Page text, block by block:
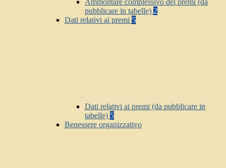
Ammontare complessivo dei premi (da
pubblicare in tabelle) 2
Dati relativi ai premi 5
Dati relativi ai premi (da pubblicare in
tabelle) 5
Benessere organizzativo